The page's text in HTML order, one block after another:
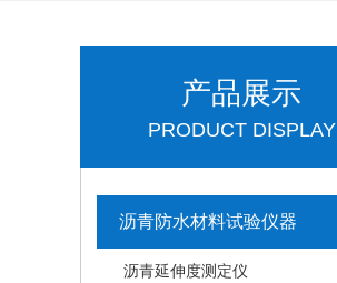
产品展示
PRODUCT DISPLAY
沥青防水材料试验仪器
沥青延伸度测定仪